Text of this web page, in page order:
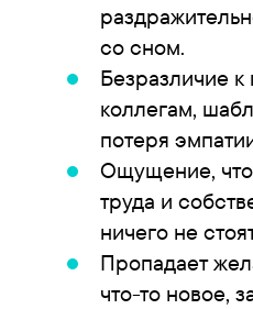
со сном.
Безразличие к
коллегам,
потеря
Ощущение, что
труда и
ничего не
Пропадает
что-то новое,